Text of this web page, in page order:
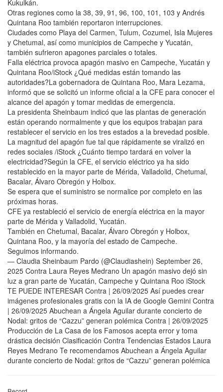
Kukulkán.
Otras regiones como la 38, 39, 91, 96, 100, 101, 103 y Andrés
Quintana Roo también reportaron interrupciones.
Ciudades como Playa del Carmen, Tulum, Cozumel, Isla Mujeres
y Chetumal, así como municipios de Campeche y Yucatán,
también sufrieron apagones parciales o totales.
Falla eléctrica provoca apagón masivo en Campeche, Yucatán y
Quintana Roo/iStock ¿Qué medidas están tomando las
autoridades?La gobernadora de Quintana Roo, Mara Lezama,
informó que se solicitó un informe oficial a la CFE para conocer el
alcance del apagón y tomar medidas de emergencia.
La presidenta Sheinbaum indicó que las plantas de generación
están operando normalmente y que los equipos trabajan para
restablecer el servicio en los tres estados a la brevedad posible.
La magnitud del apagón fue tal que rápidamente se viralizó en
redes sociales /iStock ¿Cuánto tiempo tardará en volver la
electricidad?Según la CFE, el servicio eléctrico ya ha sido
restablecido en la mayor parte de Mérida, Valladolid, Chetumal,
Bacalar, Álvaro Obregón y Holbox.
Se espera que el suministro se normalice por completo en las
próximas horas.
CFE ya restableció el servicio de energía eléctrica en la mayor
parte de Mérida y Valladolid, Yucatán.
También en Chetumal, Bacalar, Álvaro Obregón y Holbox,
Quintana Roo, y la mayoría del estado de Campeche.
Seguimos informando.
— Claudia Sheinbaum Pardo (@Claudiashein) September 26,
2025 Contra Laura Reyes Medrano Un apagón masivo dejó sin
luz a gran parte de Yucatán, Campeche y Quintana Roo iStock
TE PUEDE INTERESAR Contra | 26/09/2025 Así puedes crear
imágenes profesionales gratis con la IA de Google Gemini Contra
| 26/09/2025 Abuchean a Ángela Aguilar durante concierto de
Nodal: gritos de “Cazzu” generan polémica Contra | 26/09/2025
Producción de La Casa de los Famosos acepta error y toma
drástica decisión Clasificación Contra Tendencias Estados Laura
Reyes Medrano Te recomendamos Abuchean a Ángela Aguilar
durante concierto de Nodal: gritos de “Cazzu” generan polémica